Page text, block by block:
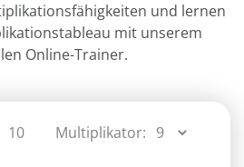
und lernen
mit unserem
Online-Trainer.
Multiplikator: